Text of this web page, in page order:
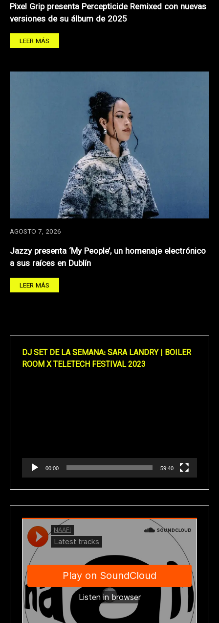
Pixel Grip presenta Percepticide Remixed con nuevas
versiones de su álbum de 2025
LEER MÁS
AGOSTO 7, 2026
Jazzy presenta ‘My People’, un homenaje electrónico
a sus raíces en Dublín
LEER MÁS
DJ SET DE LA SEMANA: SARA LANDRY | BOILER
ROOM X TELETECH FESTIVAL 2023
00:00 59:40